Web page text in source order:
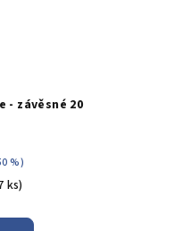
- závěsné 20
%)
ks)